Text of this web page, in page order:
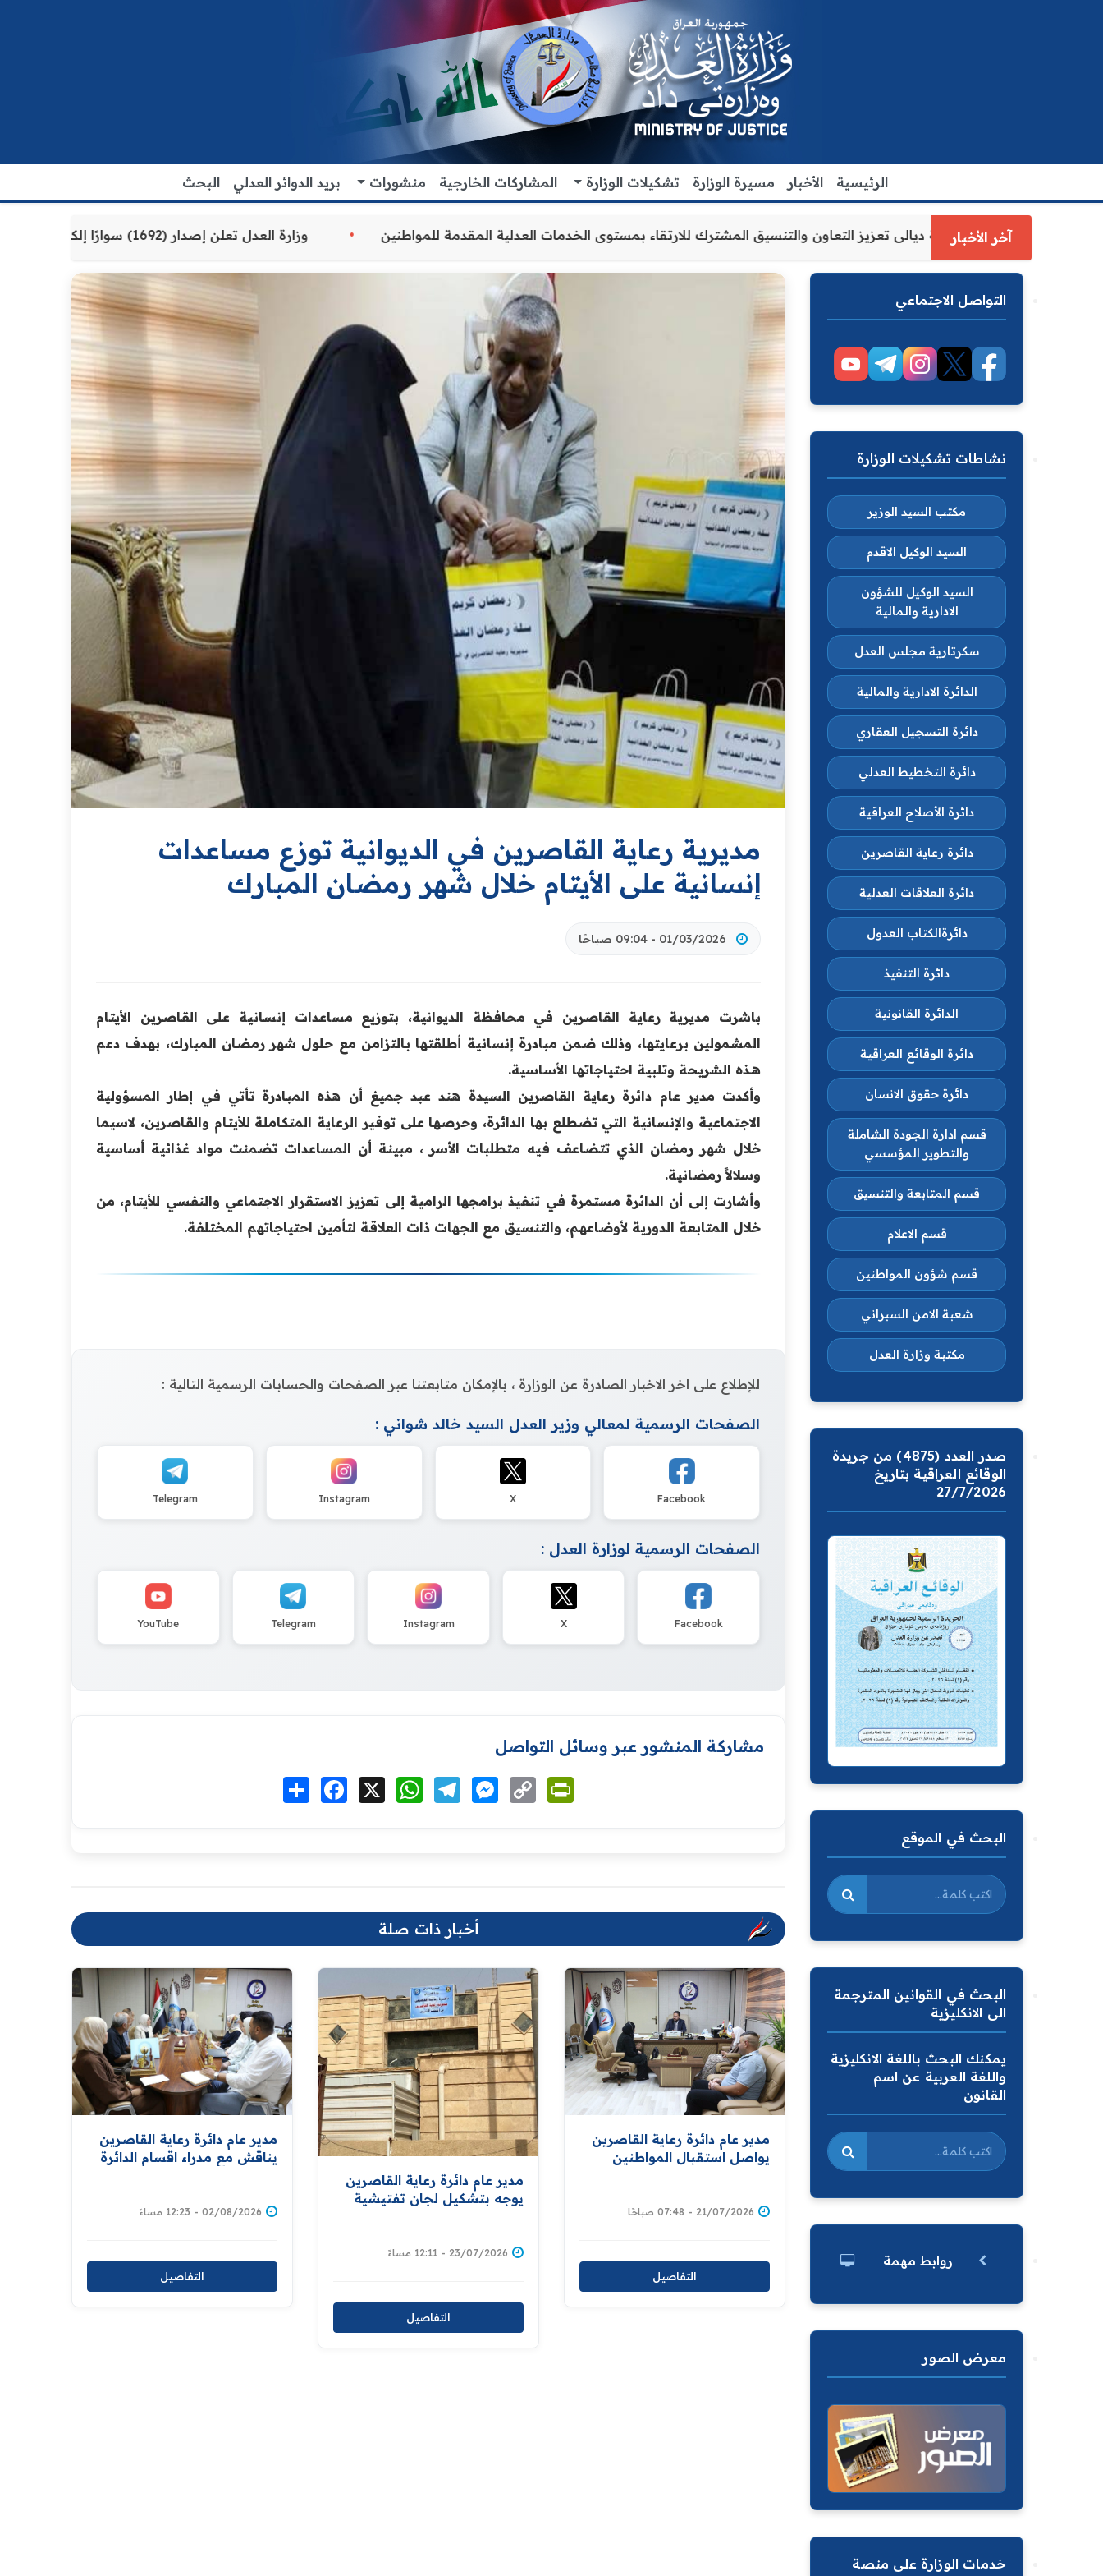
الرئيسية الأخبار مسيرة الوزارة تشكيلات الوزارة المشاركات الخارجية منشورات بريد الدوائر العدلي البحث
آخر الأخبار
العدل الاقدم يبحث مع رئيس مجلس محافظة ديالى تعزيز التعاون والتنسيق المشترك للارتقاء بمستوى الخدمات العدلية المقدمة للمواطنين وزارة العدل تعلن إصدار (1692) سوارًا إلكترونيًا لنزلاء سجن الناصرية المركزي لتنظيم التعاملات المالية داخل المؤسسات الإصلاحية
مديرية رعاية القاصرين في الديوانية توزع مساعدات
إنسانية على الأيتام خلال شهر رمضان المبارك
01/03/2026 - 09:04 صباحًا
باشرت مديرية رعاية القاصرين في محافظة الديوانية، بتوزيع مساعدات إنسانية على القاصرين الأيتام
المشمولين برعايتها، وذلك ضمن مبادرة إنسانية أطلقتها بالتزامن مع حلول شهر رمضان المبارك، بهدف دعم
هــذه الشريحة وتلبية احتياجاتها الأسـاسية.
وأكدت مدير عام دائرة رعاية القاصرين السيدة هند عبد جميغ أن هذه المبادرة تأتي في إطار المسؤولية
الاجتماعية والإنسانية التي تضطلع بها الدائرة، وحرصها على توفير الرعاية المتكاملة للأيتام والقاصرين، لاسيما
خلال شهر رمضان الذي تتضاعف فيه متطلبات الأسر ، مبينة أن المساعدات تضمنت مواد غذائية أساسية
وسلالاً رمضانية.
وأشارت إلى أن الدائرة مستمرة في تنفيذ برامجها الرامية إلى تعزيز الاستقرار الاجتماعي والنفسي للأيتام، من
خلال المتابعة الدورية لأوضاعهم، والتنسيق مع الجهات ذات العلاقة لتأمين احتياجاتهم المختلفة.
للإطلاع على اخر الاخبار الصادرة عن الوزارة ، بالإمكان متابعتنا عبر الصفحات والحسابات الرسمية التالية :
الصفحات الرسمية لمعالي وزير العدل السيد خالد شواني :
Facebook
X
Instagram
Telegram
الصفحات الرسمية لوزارة العدل :
Facebook
X
Instagram
Telegram
YouTube
مشاركة المنشور عبر وسائل التواصل
انشر Facebook WhatsAppTelegramMessenger
Copy
Link
أخبار ذات صلة
مدير عام دائرة رعاية القاصرين
يناقش مع مدراء اقسام الدائرة
02/08/2026 - 12:23 مساءً
التفاصيل
مدير عام دائرة رعاية القاصرين
يوجه بتشكيل لجان تفتيشية
23/07/2026 - 12:11 مساءً
التفاصيل
مدير عام دائرة رعاية القاصرين
يواصل استقبال المواطنين
21/07/2026 - 07:48 صباحًا
التفاصيل
التواصل الاجتماعي
نشاطات تشكيلات الوزارة
مكتب السيد الوزير
السيد الوكيل الاقدم
السيد الوكيل للشؤون
الادارية والمالية
سكرتارية مجلس العدل
الدائرة الادارية والمالية
دائرة التسجيل العقاري
دائرة التخطيط العدلي
دائرة الأصلاح العراقية
دائرة رعاية القاصرين
دائرة العلاقات العدلية
دائرةالكتاب العدول
دائرة التنفيذ
الدائرة القانونية
دائرة الوقائع العراقية
دائرة حقوق الانسان
قسم ادارة الجودة الشاملة
والتطوير المؤسسي
قسم المتابعة والتنسيق
قسم الاعلام
قسم شؤون المواطنين
شعبة الامن السبراني
مكتبة وزارة العدل
صدر العدد (4875) من جريدة
الوقائع العراقية بتاريخ
27/7/2026
البحث في الموقع
البحث في القوانين المترجمة
الى الانكليزية
يمكنك البحث باللغة الانكليزية
واللغة العربية عن اسم
القانون
روابط مهمة
معرض الصور
خدمات الوزارة على منصة